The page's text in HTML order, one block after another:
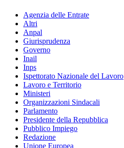
Agenzia delle Entrate
Altri
Anpal
Giurisprudenza
Governo
Inail
Inps
Ispettorato Nazionale del Lavoro
Lavoro e Territorio
Ministeri
Organizzazioni Sindacali
Parlamento
Presidente della Repubblica
Pubblico Impiego
Redazione
Unione Europea